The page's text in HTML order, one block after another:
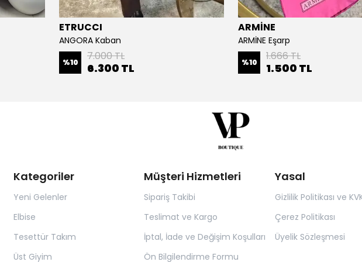
ETRUCCI
ANGORA Kaban
%10 7.000 TL
6.300 TL
ARMİNE
ARMİNE Eşarp
%10 1.666 TL
1.500 TL
Kategoriler
Yeni Gelenler
Elbise
Tesettür Takım
Üst Giyim
Müşteri Hizmetleri
Sipariş Takibi
Teslimat ve Kargo
İptal, İade ve Değişim Koşulları
Ön Bilgilendirme Formu
Yasal
Gizlilik Politikası ve
Çerez Politikası
Üyelik Sözleşmesi